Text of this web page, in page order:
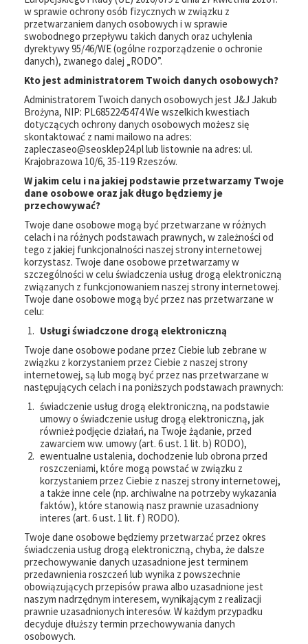
w sprawie ochrony osób fizycznych w związku z
przetwarzaniem danych osobowych i w sprawie
swobodnego przepływu takich danych oraz uchylenia
dyrektywy 95/46/WE (ogólne rozporządzenie o ochronie
danych), zwanego dalej „RODO”.
Kto jest administratorem Twoich danych osobowych?
Administratorem Twoich danych osobowych jest J&J Jakub
Brożyna, NIP: PL6852245474 We wszelkich kwestiach
dotyczących ochrony danych osobowych możesz się
skontaktować z nami mailowo na adres:
zapleczaseo@seosklep24.pl lub listownie na adres: ul.
Krajobrazowa 10/6, 35-119 Rzeszów.
W jakim celu i na jakiej podstawie przetwarzamy Twoje
dane osobowe oraz jak długo będziemy je
przechowywać?
Twoje dane osobowe mogą być przetwarzane w różnych
celach i na różnych podstawach prawnych, w zależności od
tego z jakiej funkcjonalności naszej strony internetowej
korzystasz. Twoje dane osobowe przetwarzamy w
szczególności w celu świadczenia usług drogą elektroniczną
związanych z funkcjonowaniem naszej strony internetowej.
Twoje dane osobowe mogą być przez nas przetwarzane w
celu:
Usługi świadczone drogą elektroniczną
Twoje dane osobowe podane przez Ciebie lub zebrane w
związku z korzystaniem przez Ciebie z naszej strony
internetowej, są lub mogą być przez nas przetwarzane w
następujących celach i na poniższych podstawach prawnych:
świadczenie usług drogą elektroniczną, na podstawie
umowy o świadczenie usług drogą elektroniczną, jak
również podjęcie działań, na Twoje żądanie, przed
zawarciem ww. umowy (art. 6 ust. 1 lit. b) RODO),
ewentualne ustalenia, dochodzenie lub obrona przed
roszczeniami, które mogą powstać w związku z
korzystaniem przez Ciebie z naszej strony internetowej,
a także inne cele (np. archiwalne na potrzeby wykazania
faktów), które stanowią nasz prawnie uzasadniony
interes (art. 6 ust. 1 lit. f) RODO).
Twoje dane osobowe będziemy przetwarzać przez okres
świadczenia usług drogą elektroniczną, chyba, że dalsze
przechowywanie danych uzasadnione jest terminem
przedawnienia roszczeń lub wynika z powszechnie
obowiązujących przepisów prawa albo uzasadnione jest
naszym nadrzędnym interesem, wynikającym z realizacji
prawnie uzasadnionych interesów. W każdym przypadku
decyduje dłuższy termin przechowywania danych
osobowych.